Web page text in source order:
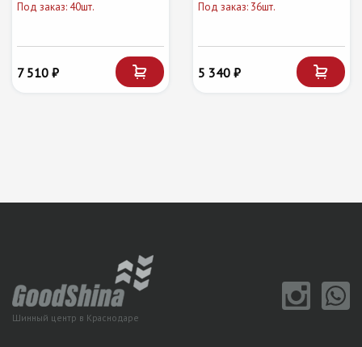
Под заказ: 40шт.
7 510 ₽
Под заказ: 36шт.
5 340 ₽
Шинный центр в Краснодаре